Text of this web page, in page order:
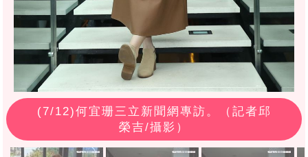
(7/12)何宜珊三立新聞網專訪。（記者邱
榮吉/攝影）